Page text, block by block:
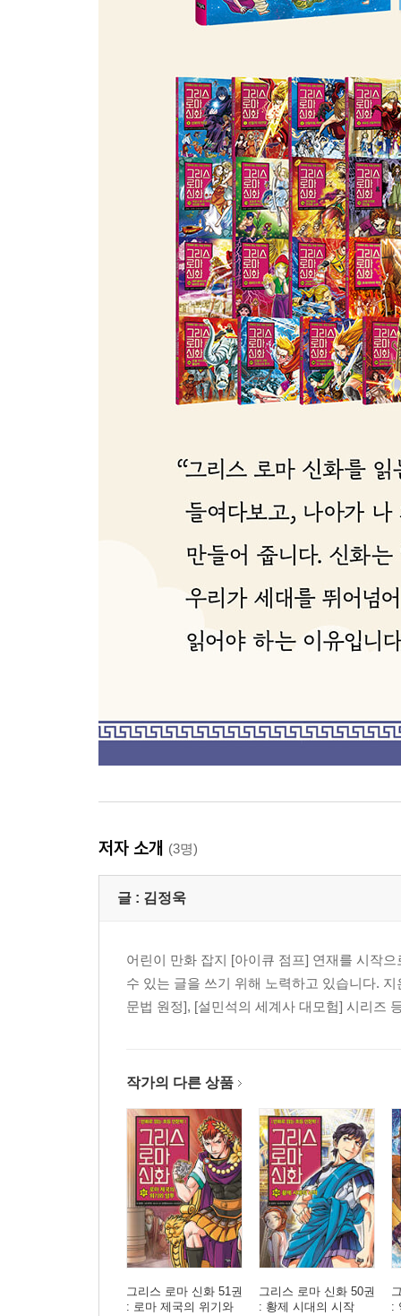
저자 소개 (3명)
글 : 김정욱
어린이 만화 잡지 [아이큐 점프] 연재를 시작
수 있는 글을 쓰기 위해 노력하고 있습니다.
문법 원정], [설민석의 세계사 대모험] 시리즈
작가의 다른 상품
그리스 로마 신화 51권
: 로마 제국의 위기와
그리스 로마 신화 50권
: 황제 시대의 시작
: